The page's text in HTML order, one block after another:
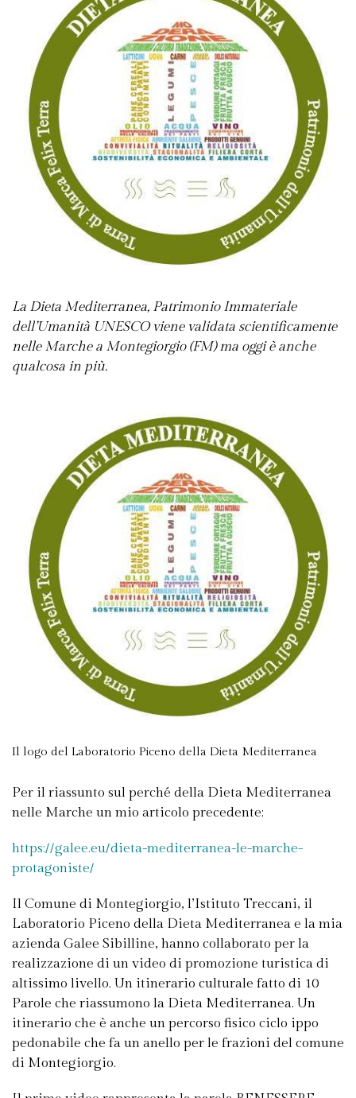
La Dieta Mediterranea, Patrimonio Immateriale
dell’Umanità UNESCO viene validata scientificamente
nelle Marche a Montegiorgio (FM) ma oggi è anche
qualcosa in più.
Il logo del Laboratorio Piceno della Dieta Mediterranea
Per il riassunto sul perché della Dieta Mediterranea
nelle Marche un mio articolo precedente:
https://galee.eu/dieta-mediterranea-le-marche-
protagoniste/
Il Comune di Montegiorgio, l’Istituto Treccani, il
Laboratorio Piceno della Dieta Mediterranea e la mia
azienda Galee Sibilline, hanno collaborato per la
realizzazione di un video di promozione turistica di
altissimo livello. Un itinerario culturale fatto di 10
Parole che riassumono la Dieta Mediterranea. Un
itinerario che è anche un percorso fisico ciclo ippo
pedonabile che fa un anello per le frazioni del comune
di Montegiorgio.